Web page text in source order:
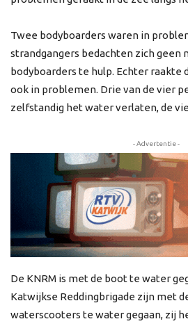
Twee bodyboarders waren in
strandgangers bedachten zich geen
bodyboarders te hulp. Echter raakte
ook in problemen. Drie van de vier
zelfstandig het water verlaten, de
- Advertentie -
De KNRM is met de boot te water
Katwijkse Reddingbrigade zijn met
waterscooters te water gegaan, zij